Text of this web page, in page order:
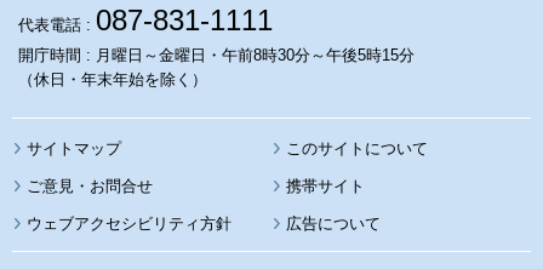
代表電話 : 087-831-1111
開庁時間 : 月曜日～金曜日・午前8時30分～午後5時15分
（休日・年末年始を除く）
サイトマップ このサイトについて
携帯サイト
ウェブアクセシビリティ方針 広告について